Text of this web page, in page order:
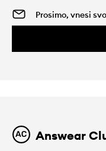
Answear